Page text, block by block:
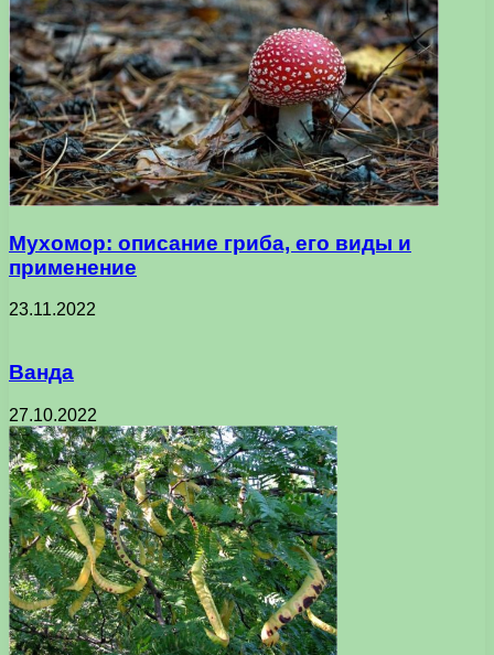
Мухомор: описание гриба, его виды и
применение
23.11.2022
Ванда
27.10.2022